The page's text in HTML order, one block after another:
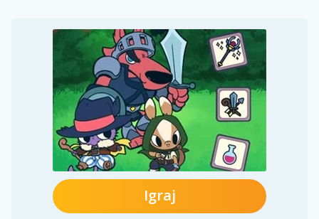
Igraj